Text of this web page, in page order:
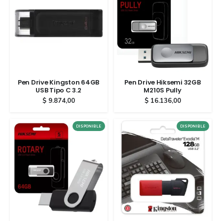
Pen Drive Kingston 64GB
USB Tipo C 3.2
$9.874,00
Pen Drive Hiksemi 32GB
M210S Pully
$16.136,00
DISPONIBLE DISPONIBLE